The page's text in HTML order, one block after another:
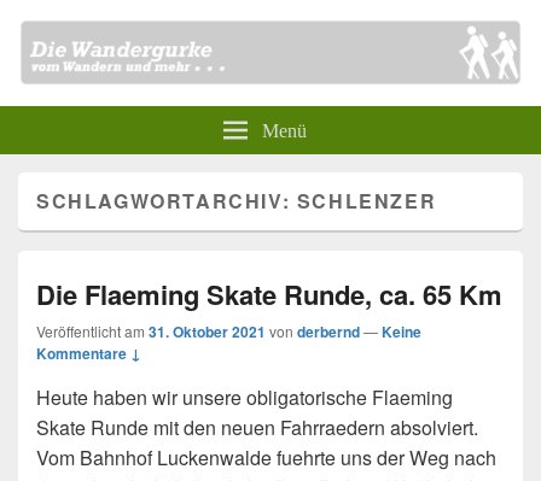
Menü
SCHLAGWORTARCHIV: SCHLENZER
Die Flaeming Skate Runde, ca. 65 Km
Veröffentlicht am 31. Oktober 2021 von derbernd—Keine
Kommentare ↓
Heute haben wir unsere obligatorische Flaeming
Skate Runde mit den neuen Fahrraedern absolviert.
Vom Bahnhof Luckenwalde fuehrte uns der Weg nach